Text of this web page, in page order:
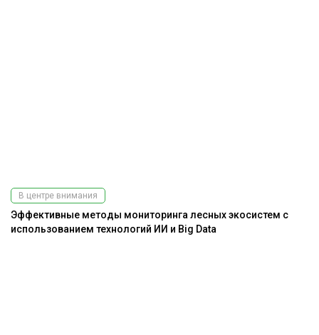
В центре внимания
Эффективные методы мониторинга лесных экосистем с
использованием технологий ИИ и Big Data